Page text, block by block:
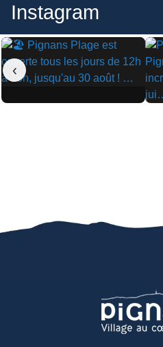
Instagram
▶
▶
‹